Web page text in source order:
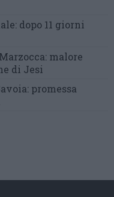
dopo 11 giorni
malore
di Jesi
promessa